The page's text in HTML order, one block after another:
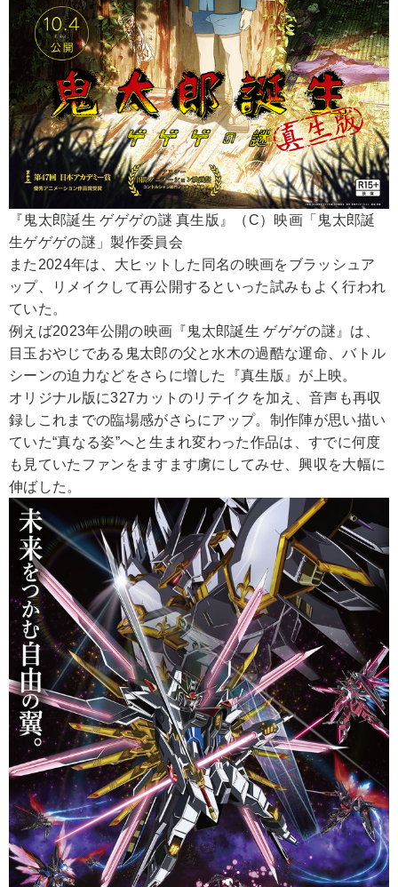
『鬼太郎誕生 ゲゲゲの謎 真生版』（C）映画「鬼太郎誕
生ゲゲゲの謎」製作委員会
また2024年は、大ヒットした同名の映画をブラッシュア
ップ、リメイクして再公開するといった試みもよく行われ
ていた。
例えば2023年公開の映画『鬼太郎誕生 ゲゲゲの謎』は、
目玉おやじである鬼太郎の父と水木の過酷な運命、バトル
シーンの迫力などをさらに増した『真生版』が上映。
オリジナル版に327カットのリテイクを加え、音声も再収
録しこれまでの臨場感がさらにアップ。制作陣が思い描い
ていた“真なる姿”へと生まれ変わった作品は、すでに何度
も見ていたファンをますます虜にしてみせ、興収を大幅に
伸ばした。